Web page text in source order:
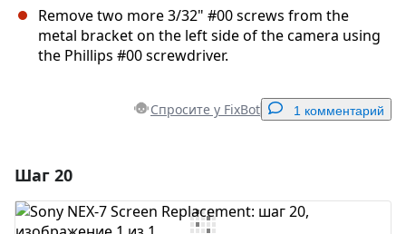
Remove two more 3/32" #00 screws from the
metal bracket on the left side of the camera using
the Phillips #00 screwdriver.
Спросите у FixBot 1 комментарий
Добавить комментарий
Шаг 20